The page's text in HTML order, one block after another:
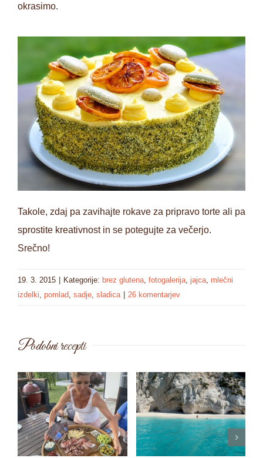
okrasimo.
Takole, zdaj pa zavihajte rokave za pripravo torte ali pa
sprostite kreativnost in se potegujte za večerjo.
Srečno!
19. 3. 2015 | Kategorije: brez glutena fotogalerija jajca mlečni
izdelki pomlad sadje sladica | 26 komentarjev
Podobni recepti